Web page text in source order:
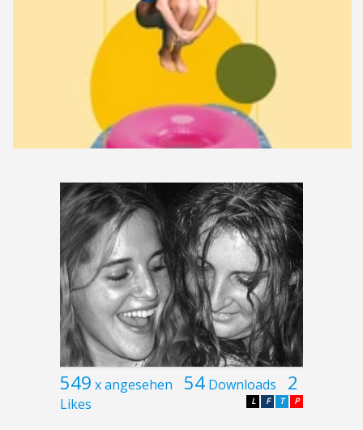
549 x angesehen 54 Downloads 2
Likes P
T
F
L